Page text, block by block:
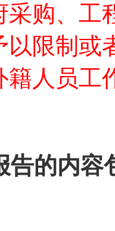
采购、工
以限制或
籍人员工
告的内容